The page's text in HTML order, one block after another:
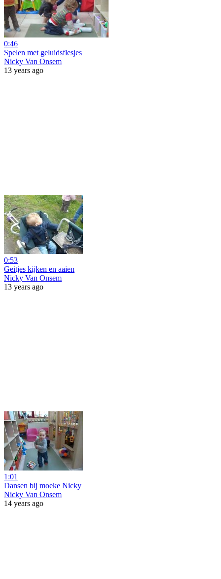
0:46
Spelen met geluidsflesjes
Nicky Van Onsem
13 years ago
0:53
Geitjes kijken en aaien
Nicky Van Onsem
13 years ago
1:01
Dansen bij moeke Nicky
Nicky Van Onsem
14 years ago